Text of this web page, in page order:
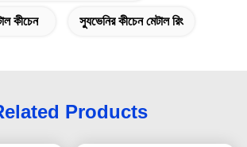
কীচেন স্যুভেনির কীচেন মেটাল রিং
Products